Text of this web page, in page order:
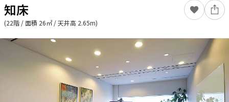
知床
(22階 / 面積 26㎡ / 天井高 2.65m)